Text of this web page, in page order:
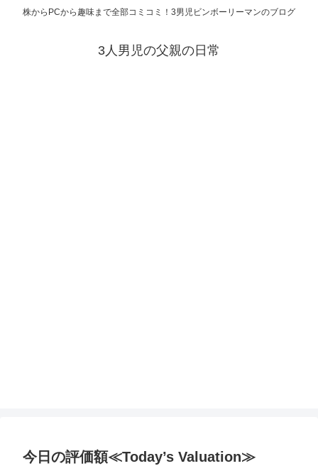
株からPCから趣味まで全部コミコミ！3男児ビンボーリーマンのブログ
3人男児の父親の日常
今日の評価額≪Today’s Valuation≫